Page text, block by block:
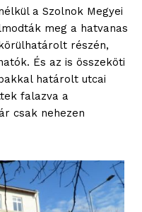
a Szolnok Megyei
meg a hatvanas
részén,
És az is összeköti
határolt utcai
falazva a
csak nehezen